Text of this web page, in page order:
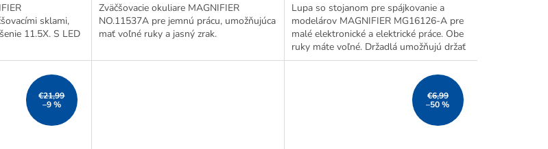
sklami,
11.5X. S LED
Zväčšovacie okuliare MAGNIFIER
NO.11537A pre jemnú prácu, umožňujúca
mať voľné ruky a jasný zrak.
Lupa so stojanom pre spájkovanie a
modelárov MAGNIFIER MG16126-A pre
malé elektronické a elektrické práce. Obe
ruky máte voľné. Držadlá umožňujú držať
drobné predmety.
€21,99
–9 %
€6,99
–50 %